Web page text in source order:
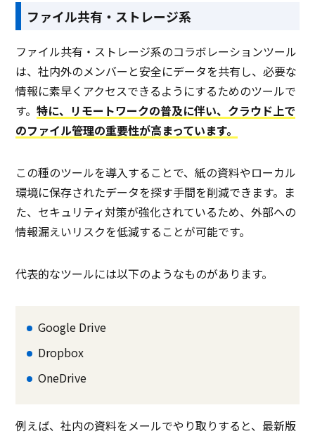
ファイル共有・ストレージ系
ファイル共有・ストレージ系のコラボレーションツール
は、社内外のメンバーと安全にデータを共有し、必要な
情報に素早くアクセスできるようにするためのツールで
す。特に、リモートワークの普及に伴い、クラウド上で
のファイル管理の重要性が高まっています。
この種のツールを導入することで、紙の資料やローカル
環境に保存されたデータを探す手間を削減できます。ま
た、セキュリティ対策が強化されているため、外部への
情報漏えいリスクを低減することが可能です。
代表的なツールには以下のようなものがあります。
Google Drive
Dropbox
OneDrive
例えば、社内の資料をメールでやり取りすると、最新版